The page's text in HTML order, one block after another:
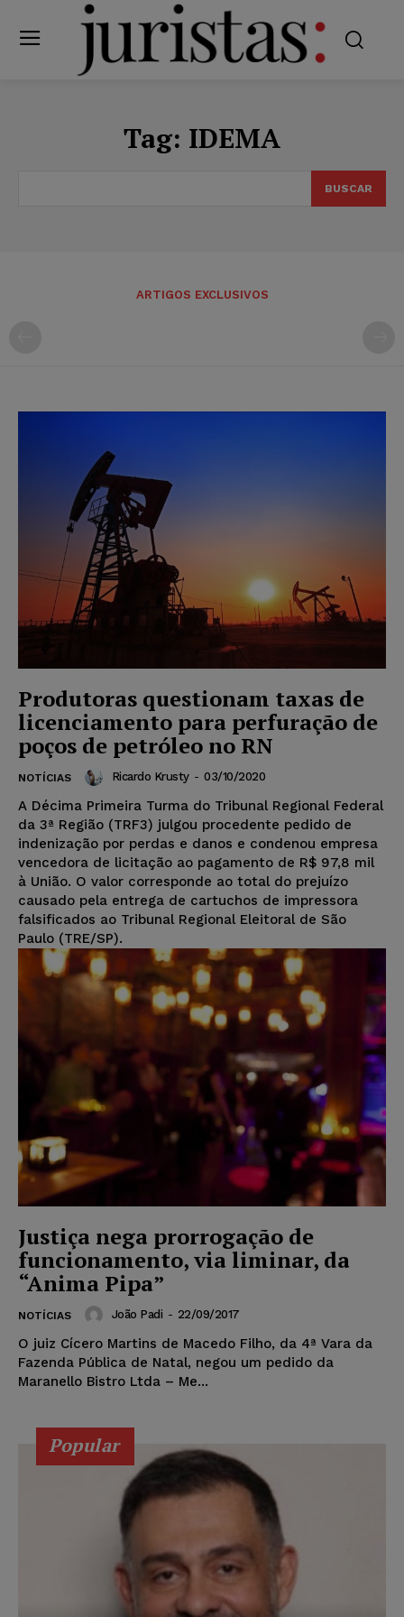
Tag: IDEMA
BUSCAR
ARTIGOS EXCLUSIVOS
Produtoras questionam taxas de
licenciamento para perfuração de
poços de petróleo no RN
NOTÍCIAS Ricardo Krusty - 03/10/2020
A Décima Primeira Turma do Tribunal Regional Federal
da 3ª Região (TRF3) julgou procedente pedido de
indenização por perdas e danos e condenou empresa
vencedora de licitação ao pagamento de R$ 97,8 mil
à União. O valor corresponde ao total do prejuízo
causado pela entrega de cartuchos de impressora
falsificados ao Tribunal Regional Eleitoral de São
Paulo (TRE/SP).
Justiça nega prorrogação de
funcionamento, via liminar, da
“Anima Pipa”
NOTÍCIAS João Padi - 22/09/2017
O juiz Cícero Martins de Macedo Filho, da 4ª Vara da
Fazenda Pública de Natal, negou um pedido da
Maranello Bistro Ltda – Me...
Popular